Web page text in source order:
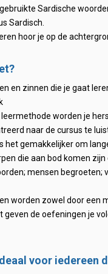
Sardische
Sardisch.
hoor je op de
en zinnen die je gaat
worden je
naar de cursus te
het gemakkelijker om
die aan bod komen zijn
mensen begroeten;
worden zowel door een
geven de oefeningen je
voor iedereen